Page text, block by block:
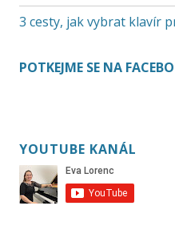
3 cesty, jak vybrat klavír
POTKEJME SE NA
YOUTUBE KANÁL